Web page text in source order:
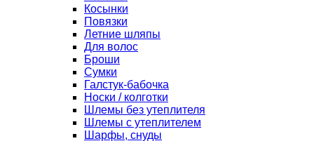
Косынки
Повязки
Летние шляпы
Для волос
Броши
Сумки
Галстук-бабочка
Носки / колготки
Шлемы без утеплителя
Шлемы с утеплителем
Шарфы, снуды